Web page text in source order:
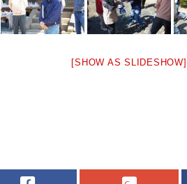
[SHOW AS SLIDESHOW]